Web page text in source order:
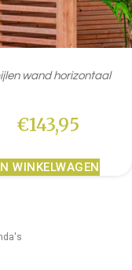
wand horizontaal
€143,95
WINKELWAGEN